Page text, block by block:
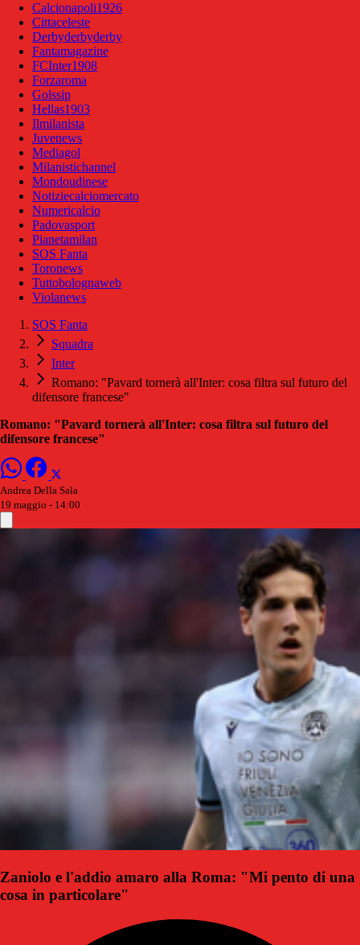
Calcionapoli1926
Cittaceleste
Derbyderbyderby
Fantamagazine
FCInter1908
Forzaroma
Golssip
Hellas1903
Ilmilanista
Juvenews
Mediagol
Milanistichannel
Mondoudinese
Notiziecalciomercato
Numericalcio
Padovasport
Pianetamilan
SOS Fanta
Toronews
Tuttobolognaweb
Violanews
SOS Fanta
Squadra
Inter
Romano: "Pavard tornerà all'Inter: cosa filtra sul futuro del
difensore francese"
Romano: "Pavard tornerà all'Inter: cosa filtra sul futuro del
difensore francese"
Andrea Della Sala
19 maggio - 14:00
Zaniolo e l'addio amaro alla Roma: "Mi pento di una
cosa in particolare"